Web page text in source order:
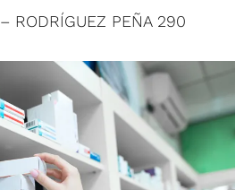
– RODRÍGUEZ PEÑA 290